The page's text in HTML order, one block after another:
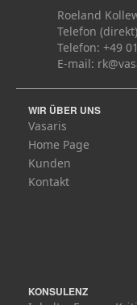
Roeland
Telefon
Telefon: +49
E-mail:
WIR ÜBER UNS
Vasaris
Home Page
Kunden
Kontakt
KONSULENZ